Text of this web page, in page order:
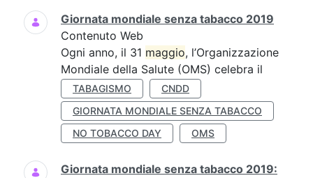
Giornata mondiale senza tabacco 2019
Contenuto Web
Ogni anno, il 31 maggio, l’Organizzazione
Mondiale della Salute (OMS) celebra il
TABAGISMO
CNDD
GIORNATA MONDIALE SENZA TABACCO
NO TOBACCO DAY
OMS
Giornata mondiale senza tabacco 2019: